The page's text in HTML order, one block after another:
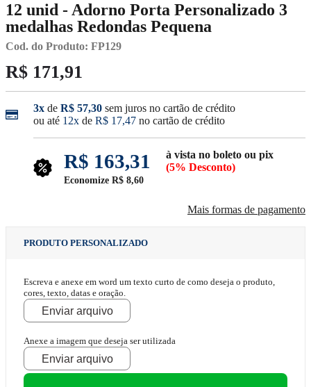
12 unid - Adorno Porta Personalizado 3
medalhas Redondas Pequena
Cod. do Produto: FP129
R$ 171,91
3x de R$ 57,30 sem juros no cartão de crédito
ou até 12x de R$ 17,47 no cartão de crédito
R$ 163,31
à vista no boleto ou pix
(5% Desconto)
Economize R$ 8,60
Mais formas de pagamento
PRODUTO PERSONALIZADO
Escreva e anexe em word um texto curto de como deseja o produto,
cores, texto, datas e oração.
Enviar arquivo
Anexe a imagem que deseja ser utilizada
Enviar arquivo